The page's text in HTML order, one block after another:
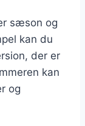
sæson og
kan du
der er
kan
og